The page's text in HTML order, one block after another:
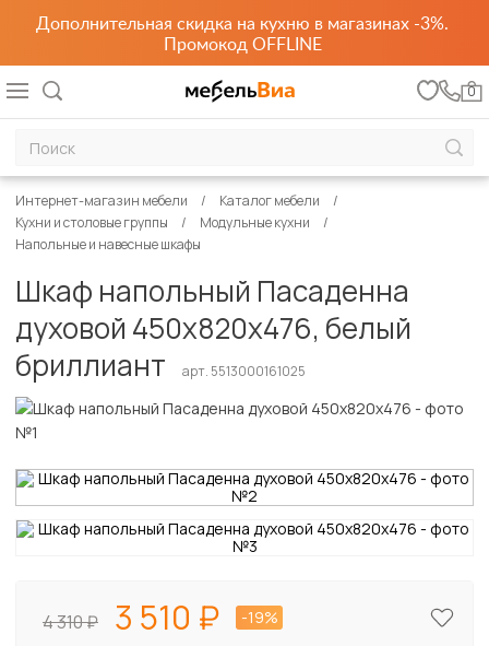
Дополнительная скидка на кухню в магазинах -3%.
Промокод OFFLINE
0
Интернет-магазин мебели
Каталог мебели
Кухни и столовые группы
Модульные кухни
Напольные и навесные шкафы
Шкаф напольный Пасаденна
духовой 450х820х476, белый
бриллиант
арт. 5513000161025
4 310 3 510 -19%